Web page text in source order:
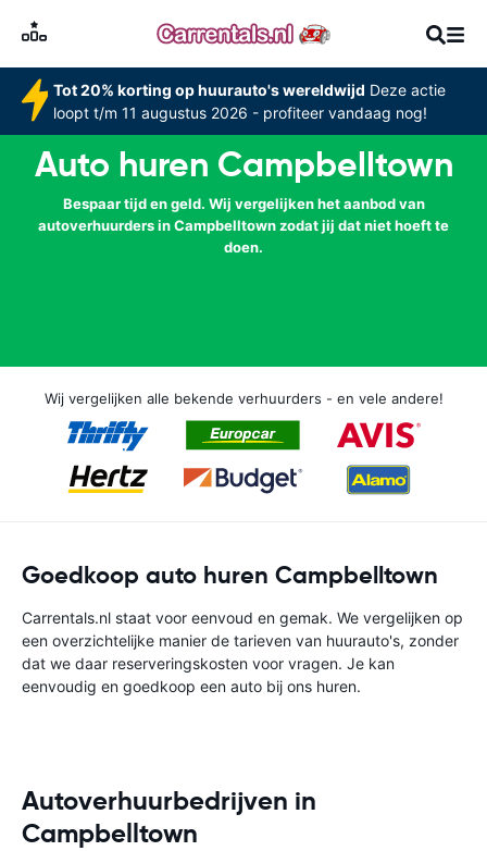
Tot 20% korting op huurauto's wereldwijd Deze actie
loopt t/m 11 augustus 2026 - profiteer vandaag nog!
Auto huren Campbelltown
Bespaar tijd en geld. Wij vergelijken het aanbod van
autoverhuurders in Campbelltown zodat jij dat niet hoeft te
doen.
Wij vergelijken alle bekende verhuurders - en vele andere!
Goedkoop auto huren Campbelltown
Carrentals.nl staat voor eenvoud en gemak. We vergelijken op
een overzichtelijke manier de tarieven van huurauto's, zonder
dat we daar reserveringskosten voor vragen. Je kan
eenvoudig en goedkoop een auto bij ons huren.
Autoverhuurbedrijven in
Campbelltown